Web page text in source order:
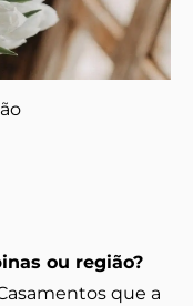
ou região?
que a